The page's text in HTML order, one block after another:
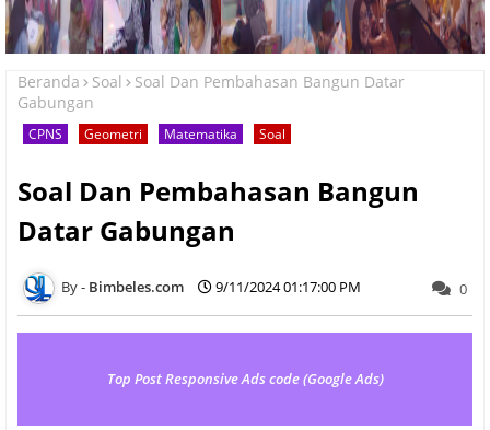
Beranda Soal
Soal Dan Pembahasan Bangun Datar
Gabungan
CPNS Geometri Matematika Soal
Soal Dan Pembahasan Bangun
Datar Gabungan
Bimbeles.com 9/11/2024 01:17:00 PM 0
Top Post Responsive Ads code (Google Ads)